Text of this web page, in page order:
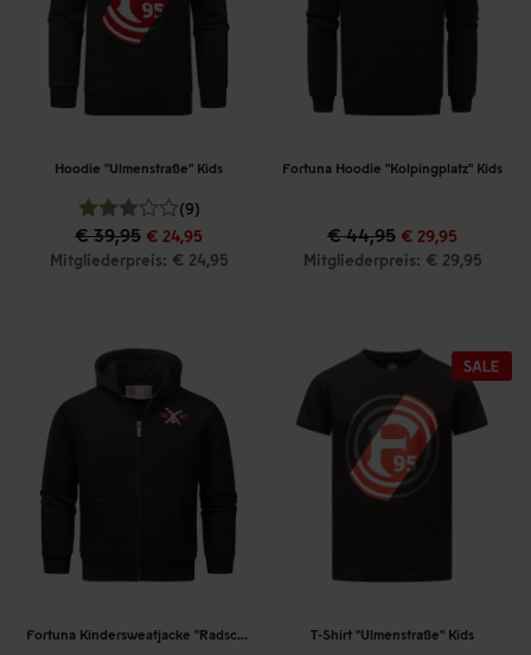
Hoodie "Ulmenstraße" Kids
(9)
€ 39,95 € 24,95
Mitgliederpreis: € 24,95
Fortuna Hoodie "Kolpingplatz" Kids
€ 44,95 € 29,95
Mitgliederpreis: € 29,95
Fortuna Kindersweatjacke "Radschläger" T-Shirt "Ulmenstraße" Kids